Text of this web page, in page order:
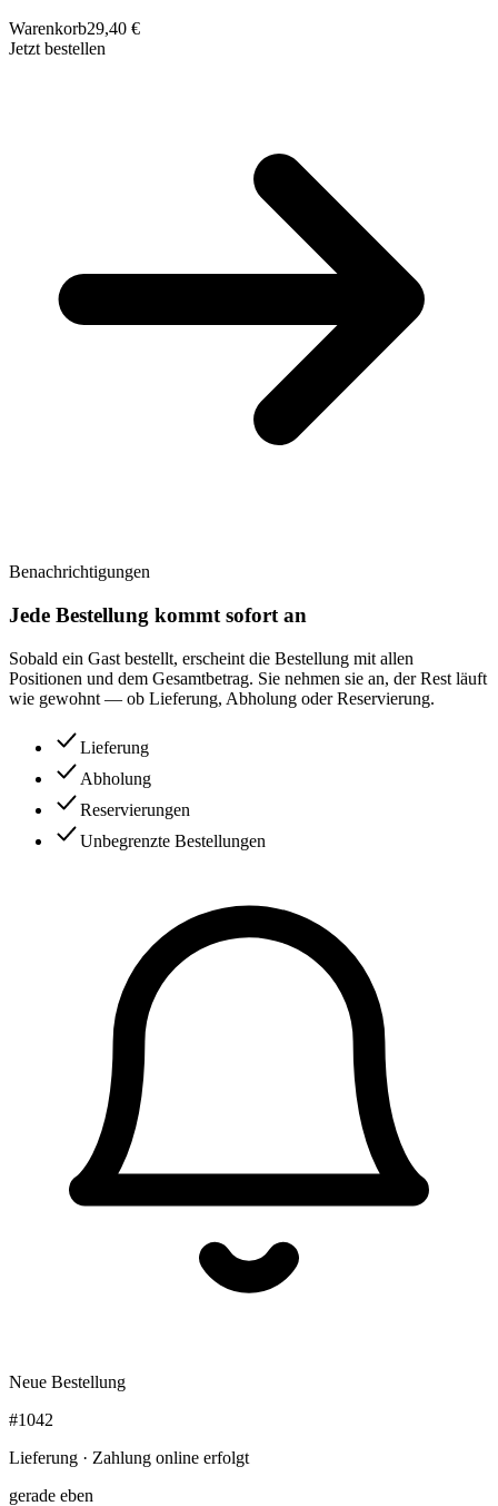
Warenkorb29,40 €
Jetzt bestellen
Benachrichtigungen
Jede Bestellung kommt sofort an
Sobald ein Gast bestellt, erscheint die Bestellung mit allen
Positionen und dem Gesamtbetrag. Sie nehmen sie an, der Rest läuft
wie gewohnt — ob Lieferung, Abholung oder Reservierung.
Lieferung
Abholung
Reservierungen
Unbegrenzte Bestellungen
Neue Bestellung
#1042
Lieferung · Zahlung online erfolgt
gerade eben